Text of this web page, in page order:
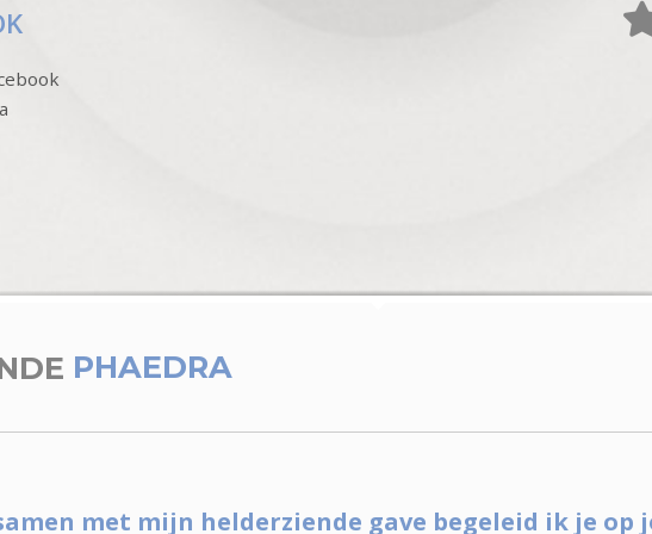
PHAEDRA
met mijn helderziende gave begeleid ik je op